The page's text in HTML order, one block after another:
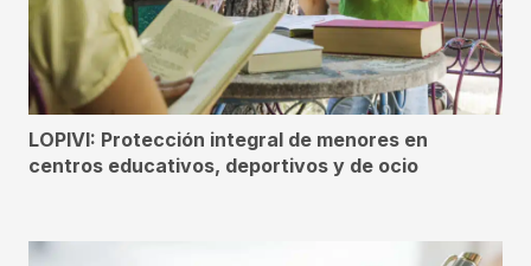
LOPIVI: Protección integral de menores en
centros educativos, deportivos y de ocio